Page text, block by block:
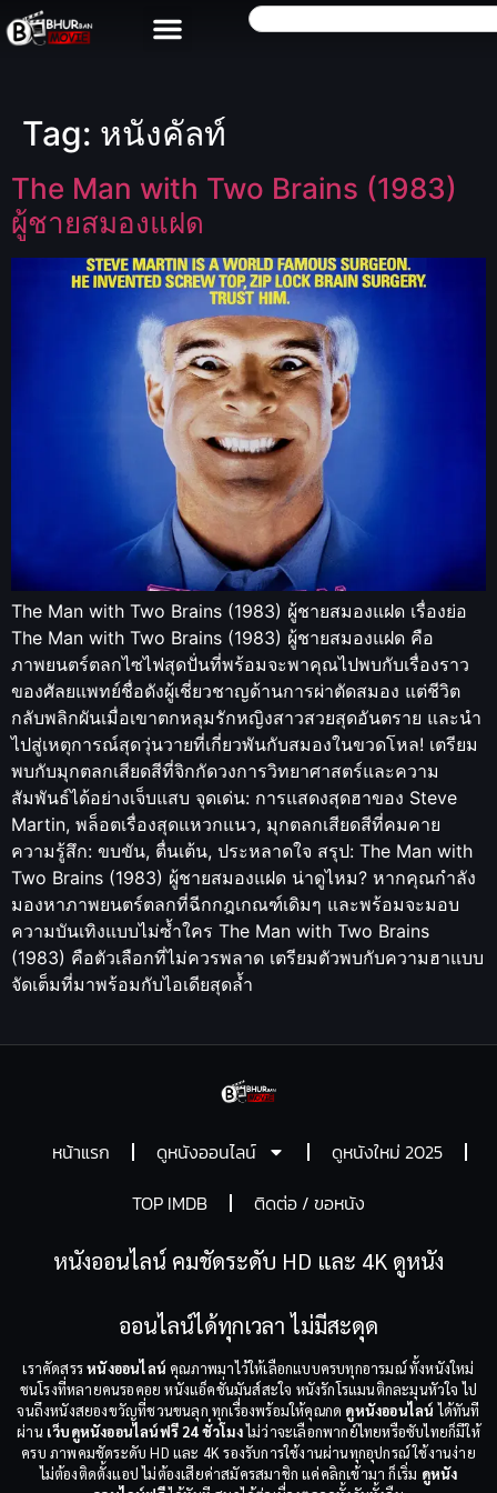
Tag: หนังคัลท์
The Man with Two Brains (1983)
ผู้ชายสมองแฝด
The Man with Two Brains (1983) ผู้ชายสมองแฝด เรื่องย่อ
The Man with Two Brains (1983) ผู้ชายสมองแฝด คือ
ภาพยนตร์ตลกไซไฟสุดปั่นที่พร้อมจะพาคุณไปพบกับเรื่องราว
ของศัลยแพทย์ชื่อดังผู้เชี่ยวชาญด้านการผ่าตัดสมอง แต่ชีวิต
กลับพลิกผันเมื่อเขาตกหลุมรักหญิงสาวสวยสุดอันตราย และนำ
ไปสู่เหตุการณ์สุดวุ่นวายที่เกี่ยวพันกับสมองในขวดโหล! เตรียม
พบกับมุกตลกเสียดสีที่จิกกัดวงการวิทยาศาสตร์และความ
สัมพันธ์ได้อย่างเจ็บแสบ จุดเด่น: การแสดงสุดฮาของ Steve
Martin, พล็อตเรื่องสุดแหวกแนว, มุกตลกเสียดสีที่คมคาย
ความรู้สึก: ขบขัน, ตื่นเต้น, ประหลาดใจ สรุป: The Man with
Two Brains (1983) ผู้ชายสมองแฝด น่าดูไหม? หากคุณกำลัง
มองหาภาพยนตร์ตลกที่ฉีกกฎเกณฑ์เดิมๆ และพร้อมจะมอบ
ความบันเทิงแบบไม่ซ้ำใคร The Man with Two Brains
(1983) คือตัวเลือกที่ไม่ควรพลาด เตรียมตัวพบกับความฮาแบบ
จัดเต็มที่มาพร้อมกับไอเดียสุดล้ำ
หน้าแรก ดูหนังออนไลน์
ดูหนังใหม่ 2025
TOP IMDB
ติดต่อ / ขอหนัง
หนังออนไลน์ คมชัดระดับ HD และ 4K ดูหนัง
ออนไลน์ได้ทุกเวลา ไม่มีสะดุด
เราคัดสรรหนังออนไลน์ คุณภาพมาไว้ให้เลือกแบบครบทุกอารมณ์ ทั้งหนังใหม่
ชนโรงที่หลายคนรอคอย หนังแอ็คชั่นมันส์สะใจ หนังรักโรแมนติกละมุนหัวใจ ไป
จนถึงหนังสยองขวัญที่ชวนขนลุก ทุกเรื่องพร้อมให้คุณกด ดูหนังออนไลน์ ได้ทันที
ผ่าน เว็บดูหนังออนไลน์ฟรี 24 ชั่วโมงไม่ว่าจะเลือกพากย์ไทยหรือซับไทยก็มีให้
ครบ ภาพคมชัดระดับ HD และ 4K รองรับการใช้งานผ่านทุกอุปกรณ์ ใช้งานง่าย
ไม่ต้องติดตั้งแอป ไม่ต้องเสียค่าสมัครสมาชิก แค่คลิกเข้ามา ก็เริ่ม ดูหนัง